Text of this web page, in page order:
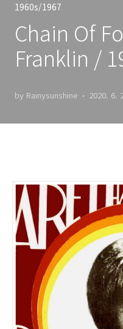
1960s/1967
Chain Of
Franklin /
by Rainysunshine 2020. 6.